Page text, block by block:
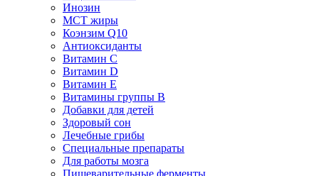
Инозин
МСТ жиры
Коэнзим Q10
Антиоксиданты
Витамин С
Витамин D
Витамин Е
Витамины группы B
Добавки для детей
Здоровый сон
Лечебные грибы
Специальные препараты
Для работы мозга
Пищеварительные ферменты